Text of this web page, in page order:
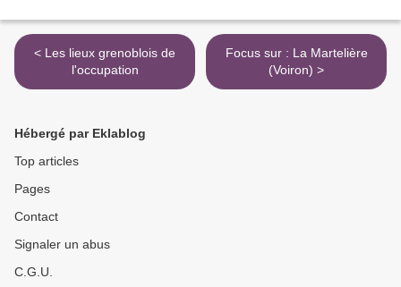
< Les lieux grenoblois de
l'occupation
Focus sur : La Martelière
(Voiron) >
Hébergé par Eklablog
Top articles
Pages
Contact
Signaler un abus
C.G.U.